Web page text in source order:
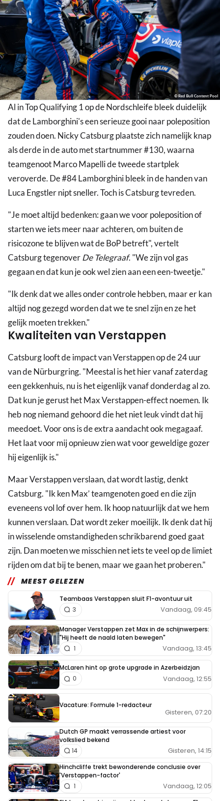
© Red Bull Content Pool
Al in Top Qualifying 1 op de Nordschleife bleek duidelijk
dat de Lamborghini's een serieuze gooi naar poleposition
zouden doen. Nicky Catsburg plaatste zich namelijk knap
als derde in de auto met startnummer #130, waarna
teamgenoot Marco Mapelli de tweede startplek
veroverde. De #84 Lamborghini bleek in de handen van
Luca Engstler nipt sneller. Toch is Catsburg tevreden.
"Je moet altijd bedenken: gaan we voor poleposition of
starten we iets meer naar achteren, om buiten de
risicozone te blijven wat de BoP betreft", vertelt
Catsburg tegenoverDe Telegraaf. "We zijn vol gas
gegaan en dat kun je ook wel zien aan een een-tweetje."
"Ik denk dat we alles onder controle hebben, maar er kan
altijd nog gezegd worden dat we te snel zijn en ze het
gelijk moeten trekken."
Kwaliteiten van Verstappen
Catsburg looft de impact van Verstappen op de 24 uur
van de Nürburgring. "Meestal is het hier vanaf zaterdag
een gekkenhuis, nu is het eigenlijk vanaf donderdag al zo.
Dat kun je gerust het Max Verstappen-effect noemen. Ik
heb nog niemand gehoord die het niet leuk vindt dat hij
meedoet. Voor ons is de extra aandacht ook megagaaf.
Het laat voor mij opnieuw zien wat voor geweldige gozer
hij eigenlijk is."
Maar Verstappen verslaan, dat wordt lastig, denkt
Catsburg. "Ik ken Max’ teamgenoten goed en die zijn
eveneens vol lof over hem. Ik hoop natuurlijk dat we hem
kunnen verslaan. Dat wordt zeker moeilijk. Ik denk dat hij
in wisselende omstandigheden schrikbarend goed gaat
zijn. Dan moeten we misschien net iets te veel op de limiet
rijden om dat bij te benen, maar we gaan het proberen."
MEEST GELEZEN
Teambaas Verstappen sluit F1-avontuur uit
Vandaag, 09:45
3
Manager Verstappen zet Max in de schijnwerpers:
"Hij heeft de naald laten bewegen"
Vandaag, 13:45
1
McLaren hint op grote upgrade in Azerbeidzjan
Vandaag, 12:55
0
Vacature: Formule 1-redacteur
Gisteren, 07:20
Dutch GP maakt verrassende artiest voor
volkslied bekend
Gisteren, 14:15
14
Hinchcliffe trekt bewonderende conclusie over
'Verstappen-factor'
Vandaag, 12:05
1